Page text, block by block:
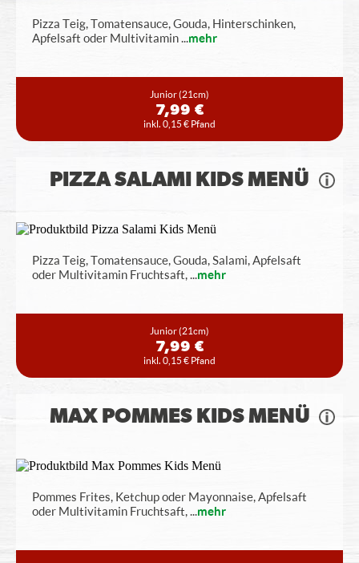
Pizza Teig, Tomatensauce, Gouda, Hinterschinken,
Apfelsaft oder Multivitamin...mehr
Junior(21cm)
7,99 €
inkl. 0,15 € Pfand
PIZZA SALAMI KIDS MENÜ
Pizza Teig, Tomatensauce, Gouda, Salami, Apfelsaft
oder Multivitamin Fruchtsaft,...mehr
Junior(21cm)
7,99 €
inkl. 0,15 € Pfand
MAX POMMES KIDS MENÜ
Pommes Frites, Ketchup oder Mayonnaise, Apfelsaft
oder Multivitamin Fruchtsaft,...mehr